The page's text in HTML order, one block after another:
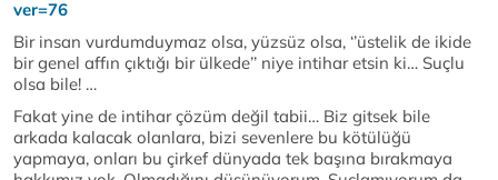
ver=76
Bir insan vurdumduymaz olsa, yüzsüz olsa, ‘’üstelik de ikide
bir genel affın çıktığı bir ülkede’’ niye intihar etsin ki… Suçlu
olsa bile! …
Fakat yine de intihar çözüm değil tabii… Biz gitsek bile
arkada kalacak olanlara, bizi sevenlere bu kötülüğü
yapmaya, onları bu çirkef dünyada tek başına bırakmaya